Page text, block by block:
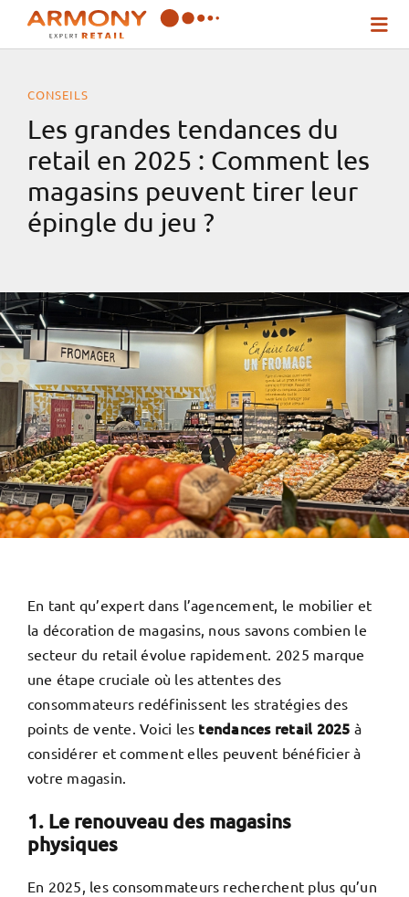
Passer
Qui sommes-nous ?
Nos solutions
Inspirez-vous !
Contact
CONSEILS
Les grandes tendances du
retail en 2025 : Comment les
magasins peuvent tirer leur
épingle du jeu ?
En tant qu’expert dans l’agencement, le mobilier et
la décoration de magasins, nous savons combien le
secteur du retail évolue rapidement. 2025 marque
une étape cruciale où les attentes des
consommateurs redéfinissent les stratégies des
points de vente. Voici les tendances retail 2025 à
considérer et comment elles peuvent bénéficier à
votre magasin.
1. Le renouveau des magasins
physiques
En 2025, les consommateurs recherchent plus qu’un